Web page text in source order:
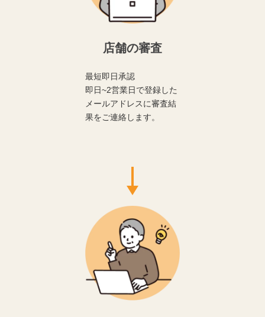
店舗の審査
最短即日承認
即日~2営業日で登録した
メールアドレスに審査結
果をご連絡します。